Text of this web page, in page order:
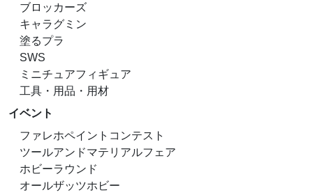
ブロッカーズ
キャラグミン
塗るプラ
SWS
ミニチュアフィギュア
工具・用品・用材
イベント
ファレホペイントコンテスト
ツールアンドマテリアルフェア
ホビーラウンド
オールザッツホビー